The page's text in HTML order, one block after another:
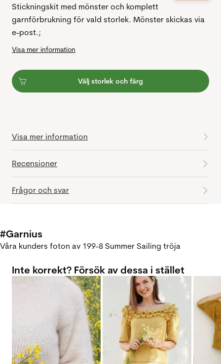
Stickningskit med mönster och komplett
garnförbrukning för vald storlek. Mönster skickas via
e-post.;
Visa mer information
Välj storlek och färg
Visa mer information
Recensioner
Frågor och svar
#Garnius
Våra kunders foton av 199-8 Summer Sailing tröja
Inte korrekt? Försök av dessa i stället